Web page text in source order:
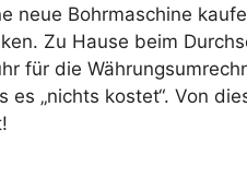
neue Bohrmaschine
Zu Hause beim
für die
„nichts kostet“. Von